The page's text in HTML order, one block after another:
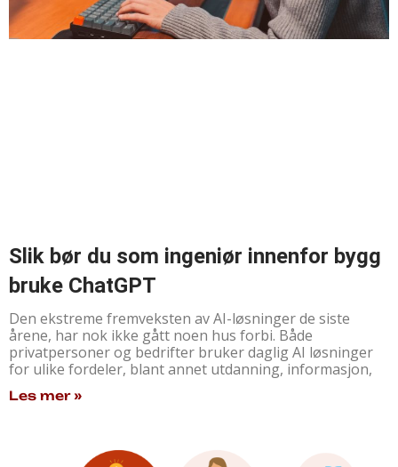
Slik bør du som ingeniør innenfor bygg
bruke ChatGPT
Den ekstreme fremveksten av AI-løsninger de siste
årene, har nok ikke gått noen hus forbi. Både
privatpersoner og bedrifter bruker daglig AI løsninger
for ulike fordeler, blant annet utdanning, informasjon,
Les mer »